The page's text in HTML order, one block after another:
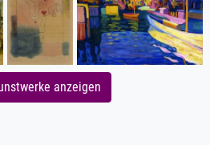
anzeigen